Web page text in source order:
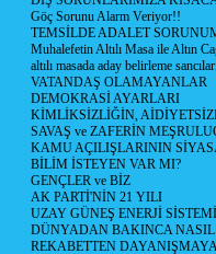
Göç Sorunu Alarm Veriyor!!
TEMSİLDE ADALET
Muhalefetin Altılı Masa ile Altın
altılı masada aday belirleme
VATANDAŞ OLAMAYANLAR
DEMOKRASİ AYARLARI
KİMLİKSİZLİĞİN,
SAVAŞ ve ZAFERİN
KAMU AÇILIŞLARININ
BİLİM İSTEYEN VAR MI?
GENÇLER ve BİZ
AK PARTİ'NİN 21 YILI
UZAY GÜNEŞ ENERJİ SİSTEMİ
DÜNYADAN BAKINCA
REKABETTEN